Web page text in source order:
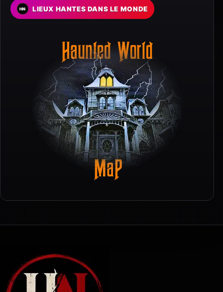
LIEUX HANTES DANS LE MONDE